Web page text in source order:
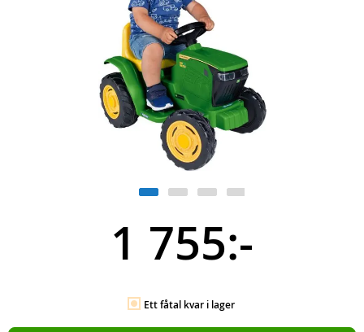
1 755:-
Ett fåtal kvar i lager